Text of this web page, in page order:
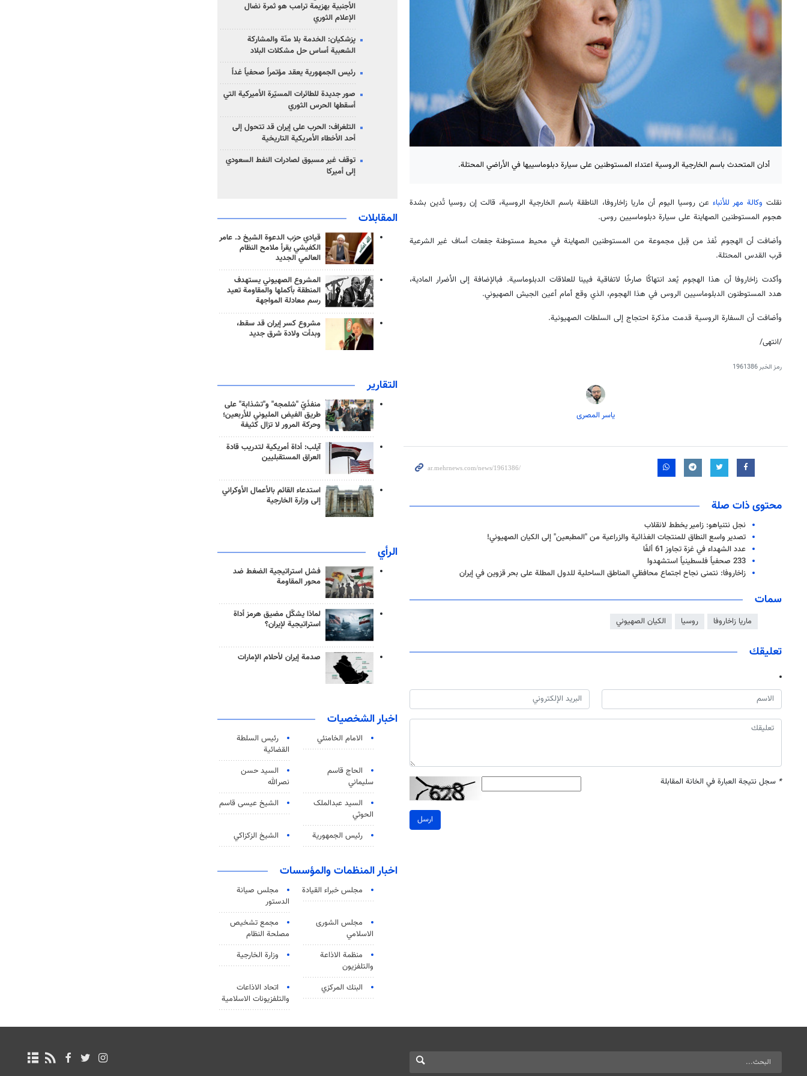
أدان المتحدث باسم الخارجية الروسية اعتداء المستوطنين على سيارة دبلوماسييها في الأراضي المحتلة.
نقلت وكالة مهر للأنباء عن روسيا اليوم أن ماريا زاخاروفا، الناطقة باسم الخارجية الروسية، قالت إن روسيا تُدين بشدة
هجوم المستوطنين الصهاينة على سيارة دبلوماسيين روس.
وأضافت أن الهجوم نُفذ من قِبل مجموعة من المستوطنين الصهاينة في محيط مستوطنة جفعات أساف غير الشرعية
قرب القدس المحتلة.
وأكدت زاخاروفا أن هذا الهجوم يُعد انتهاكًا صارخًا لاتفاقية فيينا للعلاقات الدبلوماسية. فبالإضافة إلى الأضرار المادية،
هدد المستوطنون الدبلوماسيين الروس في هذا الهجوم، الذي وقع أمام أعين الجيش الصهيوني.
وأضافت أن السفارة الروسية قدمت مذكرة احتجاج إلى السلطات الصهيونية.
/انتهى/
رمز الخبر1961386
یاسر المصری
محتوى ذات صلة
نجل نتنياهو: زامير يخطط لانقلاب
تصدير واسع النطاق للمنتجات الغذائية والزراعية من "المطبعين" إلى الكيان الصهيوني!
عدد الشهداء في غزة تجاوز 61 ألفًا
233 صحفياً فلسطينياً استشهدوا
زاخاروفا: نتمنى نجاح اجتماع محافظي المناطق الساحلية للدول المطلة على بحر قزوين في إيران
سمات
ماريا زاخاروفا روسيا الكيان الصهيوني
تعليقك
* سجل نتيجة العبارة في الخانة المقابلة
ارسل
الأجنبية بهزيمة ترامب هو ثمرة نضال
الإعلام الثوري
پزشکیان: الخدمة بلا منّة والمشاركة
الشعبية أساس حل مشكلات البلاد
رئيس الجمهورية يعقد مؤتمراً صحفياً غداً
صور جديدة للطائرات المسيّرة الأميركية التي
أسقطها الحرس الثوري
التلغراف: الحرب على إيران قد تتحول إلى
أحد الأخطاء الأمريكية التاريخية
توقف غير مسبوق لصادرات النفط السعودي
إلى أميركا
المقابلات
قيادي حزب الدعوة الشيخ د. عامر
الكفيشي يقرأ ملامح النظام
العالمي الجديد
المشروع الصهيوني يستهدف
المنطقة بأكملها والمقاومة تعيد
رسم معادلة المواجهة
مشروع كسر إيران قد سقط،
وبدأت ولادة شرق جديد
التقارير
منفذَيّ "شلمجه" و"تشذابة" على
طريق الفيض المليوني للأربعين؛
وحركة المرور لا تزال كثيفة
آيلب: أداة أمريكية لتدريب قادة
العراق المستقبليين
استدعاء القائم بالأعمال الأوكراني
إلى وزارة الخارجية
الرأي
فشل استراتيجية الضغط ضد
محور المقاومة
لماذا يشكّل مضيق هرمز أداة
استراتيجية لإيران؟
صدمة إيران لأحلام الإمارات
اخبار الشخصيات
الامام الخامنئي
رئیس السلطة
القضائیة
الحاج قاسم
سليماني
السيد حسن
نصرالله
السید عبدالملک
الحوثي
الشيخ عيسى قاسم
رئيس الجمهورية الشيخ الزكزاكي
اخبار المنظمات والمؤسسات
مجلس خبراء القيادة
مجلس صيانة
الدستور
مجلس الشورى
الاسلامي
مجمع تشخيص
مصلحة النظام
منظمة الاذاعة
والتلفزیون
وزارة الخارجية
البنك المركزي
اتحاد الاذاعات
والتلفزيونات الاسلامية